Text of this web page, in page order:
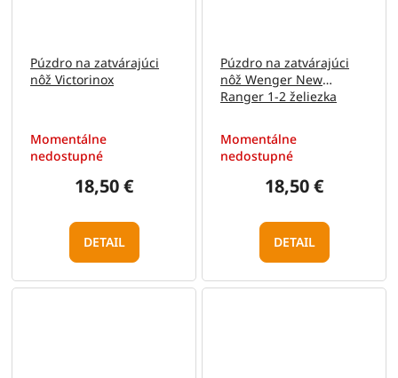
Púzdro na zatvárajúci
nôž Victorinox
Momentálne
nedostupné
18,50 €
DETAIL
Púzdro na zatvárajúci
nôž Wenger New
Ranger 1-2 želiezka
Momentálne
nedostupné
18,50 €
DETAIL